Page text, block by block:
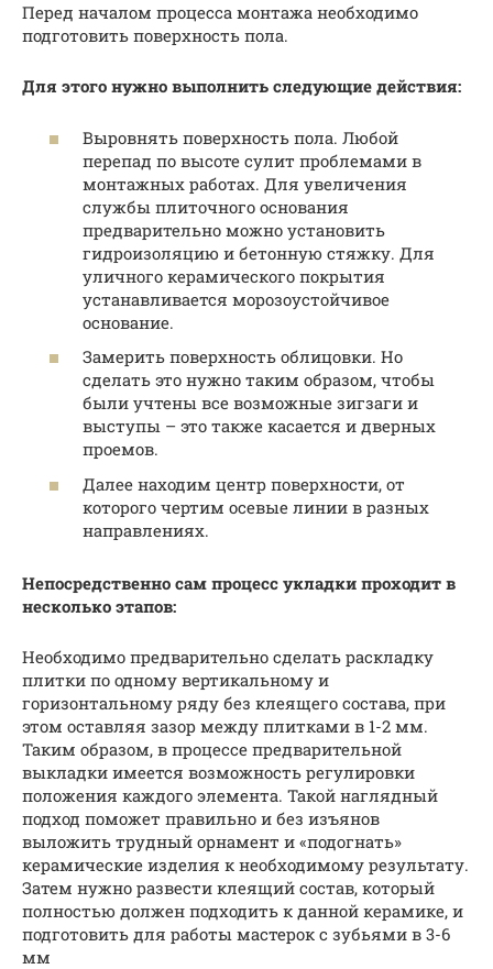
Перед началом процесса монтажа необходимо
подготовить поверхность пола.
Для этого нужно выполнить следующие действия:
Выровнять поверхность пола. Любой
перепад по высоте сулит проблемами в
монтажных работах. Для увеличения
службы плиточного основания
предварительно можно установить
гидроизоляцию и бетонную стяжку. Для
уличного керамического покрытия
устанавливается морозоустойчивое
основание.
Замерить поверхность облицовки. Но
сделать это нужно таким образом, чтобы
были учтены все возможные зигзаги и
выступы – это также касается и дверных
проемов.
Далее находим центр поверхности, от
которого чертим осевые линии в разных
направлениях.
Непосредственно сам процесс укладки проходит в
несколько этапов:
Необходимо предварительно сделать раскладку
плитки по одному вертикальному и
горизонтальному ряду без клеящего состава, при
этом оставляя зазор между плитками в 1-2 мм.
Таким образом, в процессе предварительной
выкладки имеется возможность регулировки
положения каждого элемента. Такой наглядный
подход поможет правильно и без изъянов
выложить трудный орнамент и «подогнать»
керамические изделия к необходимому результату.
Затем нужно развести клеящий состав, который
полностью должен подходить к данной керамике, и
подготовить для работы мастерок с зубьями в 3-6
мм